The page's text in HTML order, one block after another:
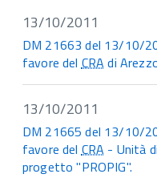
13/10/2011
DM 21663 del 13/10/
favore delCRA di
13/10/2011
DM 21665 del 13/10/
favore delCRA - Unità
progetto "PROPIG".